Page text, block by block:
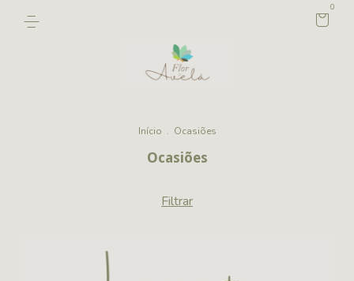
0
Início . Ocasiões
Ocasiões
Filtrar